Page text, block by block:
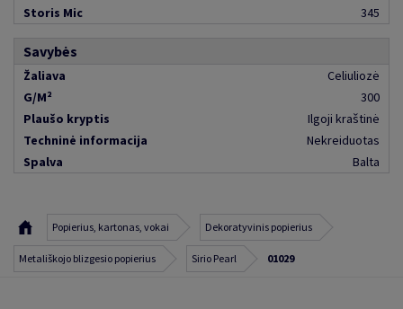
Storis Mic
345
Savybės
Žaliava
Celiuliozė
G/M²
300
Plaušo kryptis
Ilgoji kraštinė
Techninė informacija
Nekreiduotas
Spalva
Balta
Popierius, kartonas, vokai Dekoratyvinis popierius
Metališkojo blizgesio popierius Sirio Pearl 01029